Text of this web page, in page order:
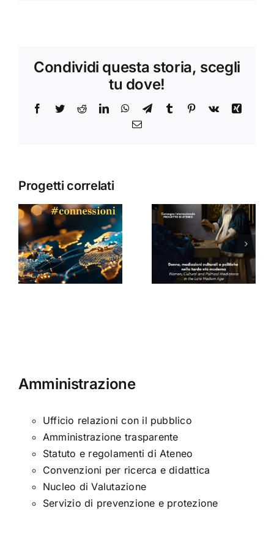
Condividi questa storia, scegli
tu dove!
Facebook
TwitterRedditLinkedInWhatsApp
TelegramTumblr Pinterest
Vk
Xing
Email
Progetti correlati
Donne,
mediazioni
culturali e
politiche
nella tarda
Seminario
di Arabella
Sinclair
Amministrazione
Ufficio relazioni con il pubblico
Amministrazione trasparente
Statuto e regolamenti di Ateneo
Convenzioni per ricerca e didattica
Nucleo di Valutazione
Servizio di prevenzione e protezione